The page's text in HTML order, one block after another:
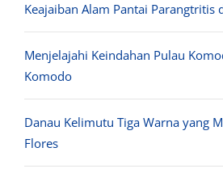
Keajaiban Alam Pantai Parangtritis
Menjelajahi Keindahan Pulau
Komodo
Danau Kelimutu Tiga Warna yang
Flores